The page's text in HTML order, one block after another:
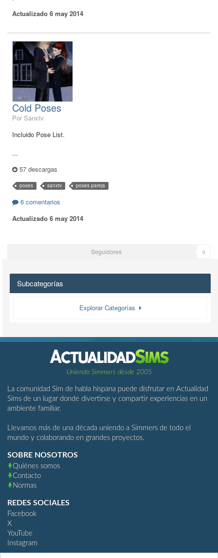
Actualizado 6 may 2014
Cold Poses
Por Sanxtv
Incluido Pose List.
...
57 descargas
poses sanxtv poses pareja
6 comentarios
Actualizado 6 may 2014
Seguidores 0
Subcategorías
Explorar Categorías
Uniendo Simmers desde 2005
La comunidad Sim de habla hispana puede disfrutar en Actualidad
Sims de un lugar donde divertirse y compartir experiencias en un
ambiente familiar.
Llevamos más de una década uniendo a Simmers de todo el
mundo y colaborando en grandes proyectos.
SOBRE NOSOTROS
Quiénes somos
Contacto
Normas
REDES SOCIALES
Facebook
X
YouTube
Instagram